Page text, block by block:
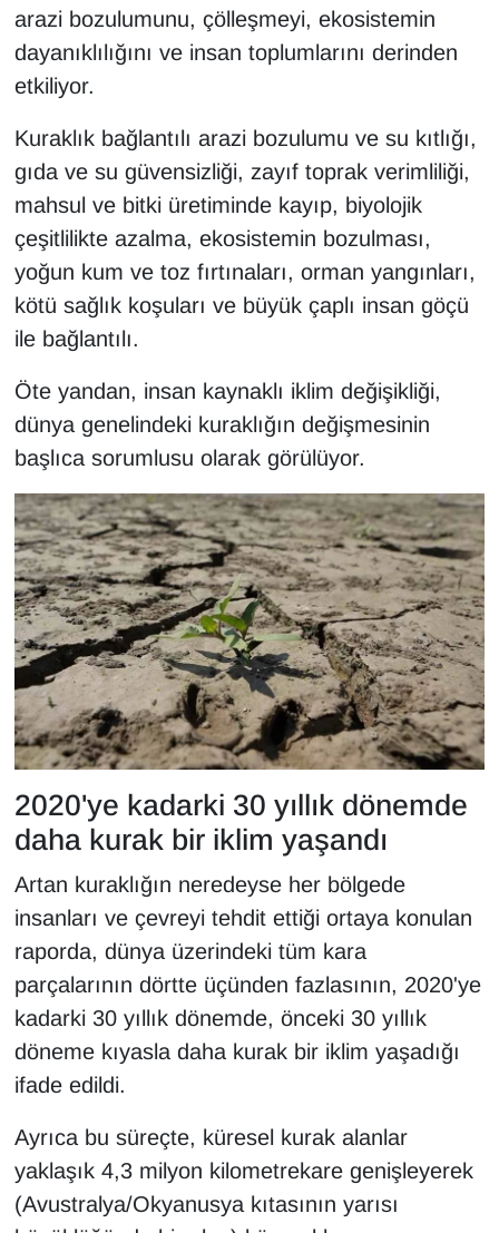
arazi bozulumunu, çölleşmeyi, ekosistemin
dayanıklılığını ve insan toplumlarını derinden
etkiliyor.
Kuraklık bağlantılı arazi bozulumu ve su kıtlığı,
gıda ve su güvensizliği, zayıf toprak verimliliği,
mahsul ve bitki üretiminde kayıp, biyolojik
çeşitlilikte azalma, ekosistemin bozulması,
yoğun kum ve toz fırtınaları, orman yangınları,
kötü sağlık koşuları ve büyük çaplı insan göçü
ile bağlantılı.
Öte yandan, insan kaynaklı iklim değişikliği,
dünya genelindeki kuraklığın değişmesinin
başlıca sorumlusu olarak görülüyor.
2020'ye kadarki 30 yıllık dönemde
daha kurak bir iklim yaşandı
Artan kuraklığın neredeyse her bölgede
insanları ve çevreyi tehdit ettiği ortaya konulan
raporda, dünya üzerindeki tüm kara
parçalarının dörtte üçünden fazlasının, 2020'ye
kadarki 30 yıllık dönemde, önceki 30 yıllık
döneme kıyasla daha kurak bir iklim yaşadığı
ifade edildi.
Ayrıca bu süreçte, küresel kurak alanlar
yaklaşık 4,3 milyon kilometrekare genişleyerek
(Avustralya/Okyanusya kıtasının yarısı
Resmi İlanlar
RÖPORTAJ
SAĞLIK
Seri İlan
Sinema - TV
SİYASET
TEBRİK
Turizm
VAN'DA SPOR
Vasıta
YAŞAM
YEREL